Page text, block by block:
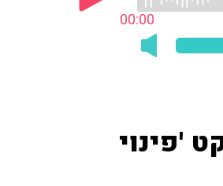
00:00
'פינוי